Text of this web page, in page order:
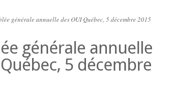
générale annuelle des OUI Québec, 5 décembre 2015
générale annuelle
5 décembre